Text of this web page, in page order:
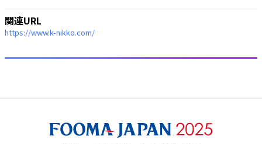
関連URL
https://www.k-nikko.com/